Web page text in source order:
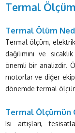
Termal Ölçüm
Termal Ölüm
Termal ölçüm,
dağılımını ve
önemli bir analizdir.
motorlar ve diğer
dönemde termal
Termal Ölçümün
Isı artışları,